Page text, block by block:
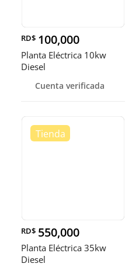
RD$ 100,000
Planta Eléctrica 10kw
Diesel
Cuenta verificada
RD$ 550,000
Planta Eléctrica 35kw
Diesel